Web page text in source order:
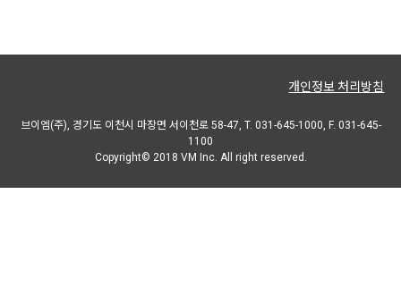
개인정보 처리방침
브이엠(주), 경기도 이천시 마장면 서이천로 58-47, T. 031-645-1000, F. 031-645-
1100
Copyright© 2018 VM Inc. All right reserved.